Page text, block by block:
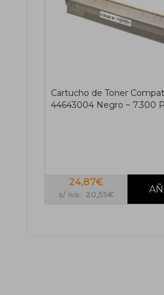
Cartucho de Toner
44643004 Negro ~ 7.300
24,87€
s/ iva: 20,55€